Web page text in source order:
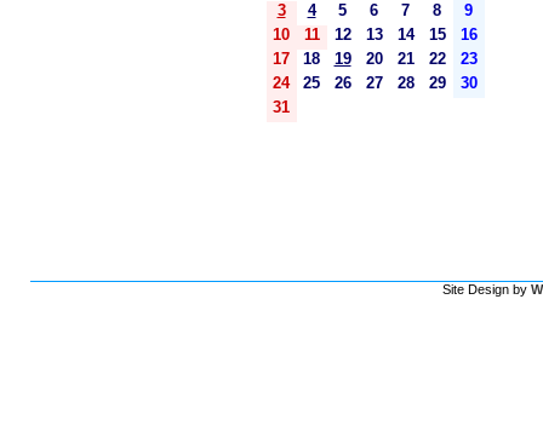
3
4 5 6 7 8
9
10
11 12 13 14 15
16
17
18 19 20 21 22
23
24
25 26 27 28 29
30
31
Site Design by